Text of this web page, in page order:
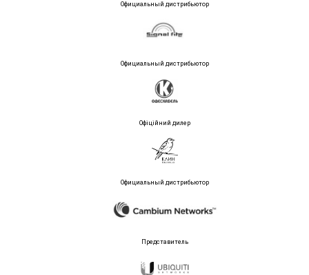
Официальный дистрибьютор
Официальный дистрибьютор
Офіційний дилер
Официальный дистрибьютор
Представитель